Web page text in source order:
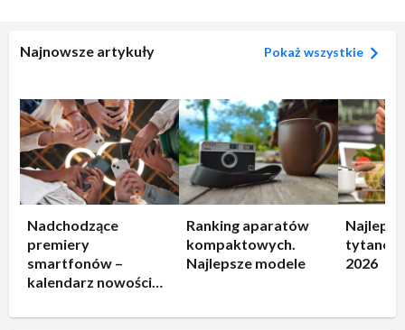
Najnowsze artykuły Pokaż wszystkie
Nadchodzące
premiery
smartfonów –
kalendarz nowości
Ranking aparatów
kompaktowych.
Najlepsze modele
2026